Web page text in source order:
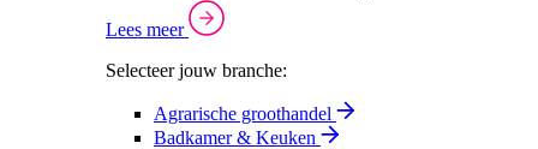
Lees meer
Selecteer jouw branche:
Agrarische groothandel
Badkamer & Keuken